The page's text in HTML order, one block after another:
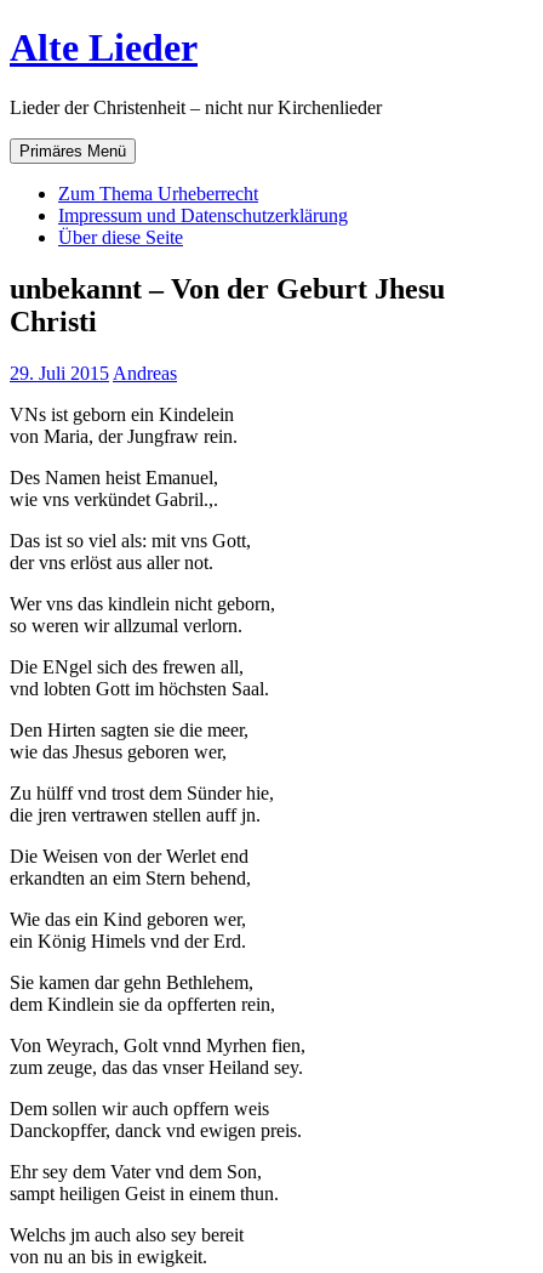
Zum
Inhalt
Alte Lieder
Lieder der Christenheit – nicht nur Kirchenlieder
Primäres Menü
Zum Thema Urheberrecht
Impressum und Datenschutzerklärung
Über diese Seite
unbekannt – Von der Geburt Jhesu
Christi
29. Juli 2015 Andreas
VNs ist geborn ein Kindelein
von Maria, der Jungfraw rein.
Des Namen heist Emanuel,
wie vns verkündet Gabril.,.
Das ist so viel als: mit vns Gott,
der vns erlöst aus aller not.
Wer vns das kindlein nicht geborn,
so weren wir allzumal verlorn.
Die ENgel sich des frewen all,
vnd lobten Gott im höchsten Saal.
Den Hirten sagten sie die meer,
wie das Jhesus geboren wer,
Zu hülff vnd trost dem Sünder hie,
die jren vertrawen stellen auff jn.
Die Weisen von der Werlet end
erkandten an eim Stern behend,
Wie das ein Kind geboren wer,
ein König Himels vnd der Erd.
Sie kamen dar gehn Bethlehem,
dem Kindlein sie da opfferten rein,
Von Weyrach, Golt vnnd Myrhen fien,
zum zeuge, das das vnser Heiland sey.
Dem sollen wir auch opffern weis
Danckopffer, danck vnd ewigen preis.
Ehr sey dem Vater vnd dem Son,
sampt heiligen Geist in einem thun.
Welchs jm auch also sey bereit
von nu an bis in ewigkeit.